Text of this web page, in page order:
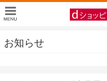
お知らせ